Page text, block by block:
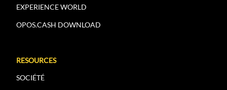
EXPERIENCE WORLD
OPOS.CASH DOWNLOAD
RESOURCES
SOCIÉTÉ